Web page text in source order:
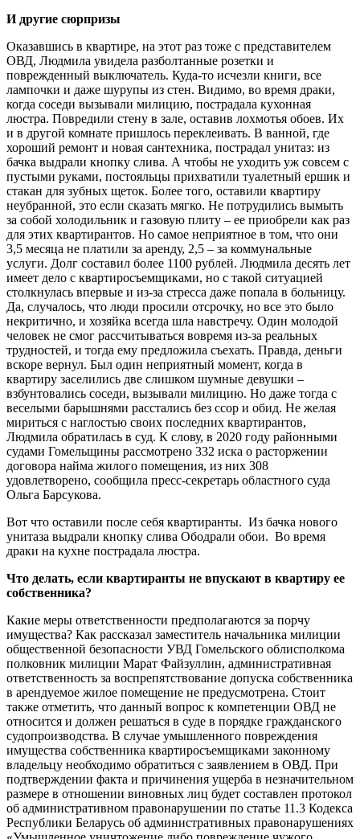
И другие сюрпризы
Оказавшись в квартире, на этот раз тоже с представителем
ОВД, Людмила увидела разболтанные розетки и
поврежденный выключатель. Куда-то исчезли книги, все
лампочки и даже шурупы из стен. Видимо, во время драки,
когда соседи вызывали милицию, пострадала кухонная
люстра. Повредили стену в зале, оставив лохмотья обоев. Их
и в другой комнате пришлось переклеивать. В ванной, где
хороший ремонт и новая сантехника, пострадал унитаз: из
бачка выдрали кнопку слива. А чтобы не уходить уж совсем с
пустыми руками, постояльцы прихватили туалетный ершик и
стакан для зубных щеток. Более того, оставили квартиру
неубранной, это если сказать мягко. Не потрудились вымыть
за собой холодильник и газовую плиту – ее приобрели как раз
для этих квартирантов. Но самое неприятное в том, что они
3,5 месяца не платили за аренду, 2,5 – за коммунальные
услуги. Долг составил более 1100 рублей. Людмила десять лет
имеет дело с квартиросъемщиками, но с такой ситуацией
столкнулась впервые и из-за стресса даже попала в больницу.
Да, случалось, что люди просили отсрочку, но все это было
некритично, и хозяйка всегда шла навстречу. Один молодой
человек не смог рассчитываться вовремя из-за реальных
трудностей, и тогда ему предложила съехать. Правда, деньги
вскоре вернул. Был один неприятный момент, когда в
квартиру заселились две слишком шумные девушки –
взбунтовались соседи, вызывали милицию. Но даже тогда с
веселыми барышнями расстались без ссор и обид. Не желая
мириться с наглостью своих последних квартирантов,
Людмила обратилась в суд. К слову, в 2020 году районными
судами Гомельщины рассмотрено 332 иска о расторжении
договора найма жилого помещения, из них 308
удовлетворено, сообщила пресс-секретарь областного суда
Ольга Барсукова.
Вот что оставили после себя квартиранты. Из бачка нового
унитаза выдрали кнопку слива Ободрали обои. Во время
драки на кухне пострадала люстра.
Что делать, если квартиранты не впускают в квартиру ее
собственника?
Какие меры ответственности предполагаются за порчу
имущества? Как рассказал заместитель начальника милиции
общественной безопасности УВД Гомельского облисполкома
полковник милиции Марат Файзуллин, административная
ответственность за воспрепятствование допуска собственника
в арендуемое жилое помещение не предусмотрена. Стоит
также отметить, что данный вопрос к компетенции ОВД не
относится и должен решаться в суде в порядке гражданского
судопроизводства. В случае умышленного повреждения
имущества собственника квартиросъемщиками законному
владельцу необходимо обратиться с заявлением в ОВД. При
подтверждении факта и причинения ущерба в незначительном
размере в отношении виновных лиц будет составлен протокол
об административном правонарушении по статье 11.3 Кодекса
Республики Беларусь об административных правонарушениях